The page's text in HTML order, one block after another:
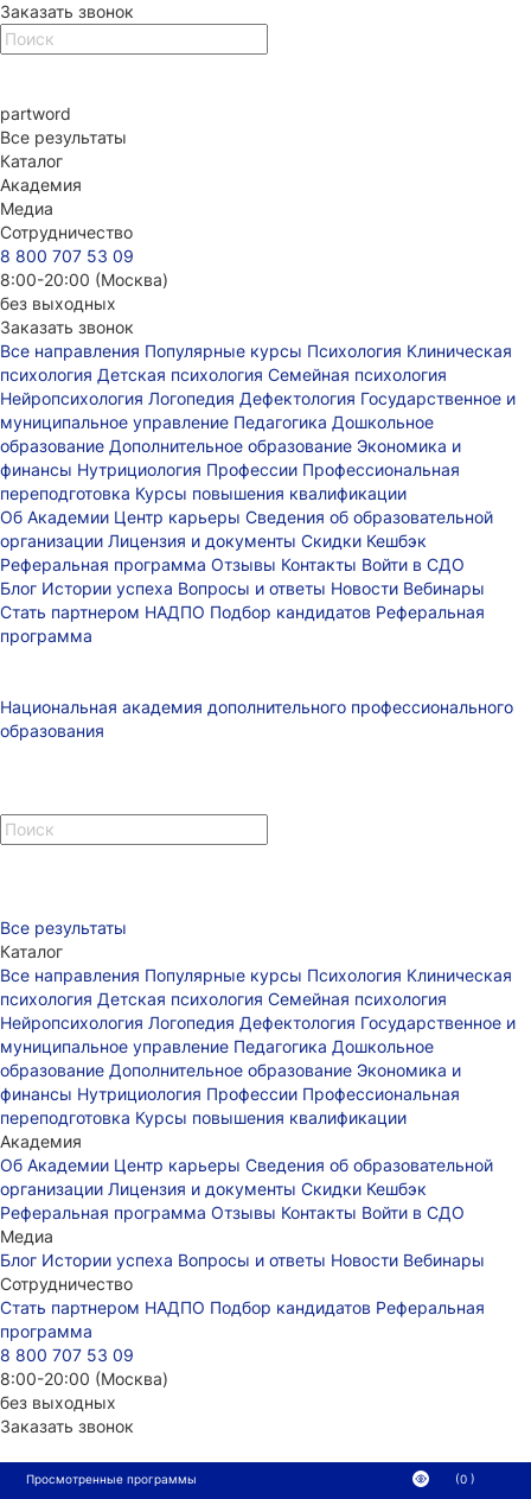
Заказать звонок
partword
Все результаты
Каталог
Академия
Медиа
Сотрудничество
8 800 707 53 09
8:00-20:00 (Москва)
без выходных
Заказать звонок
Все направления Популярные курсы Психология Клиническая
психология Детская психология Семейная психология
Нейропсихология Логопедия Дефектология Государственное и
муниципальное управление Педагогика Дошкольное
образование Дополнительное образование Экономика и
финансы Нутрициология Профессии Профессиональная
переподготовка Курсы повышения квалификации
Об Академии Центр карьеры Сведения об образовательной
организации Лицензия и документы Скидки Кешбэк
Реферальная программа Отзывы Контакты Войти в СДО
Блог Истории успеха Вопросы и ответы Новости Вебинары
Стать партнером НАДПО Подбор кандидатов Реферальная
программа
Национальная академия дополнительного профессионального
образования
Все результаты
Каталог
Все направления Популярные курсы Психология Клиническая
психология Детская психология Семейная психология
Нейропсихология Логопедия Дефектология Государственное и
муниципальное управление Педагогика Дошкольное
образование Дополнительное образование Экономика и
финансы Нутрициология Профессии Профессиональная
переподготовка Курсы повышения квалификации
Академия
Об Академии Центр карьеры Сведения об образовательной
организации Лицензия и документы Скидки Кешбэк
Реферальная программа Отзывы Контакты Войти в СДО
Медиа
Блог Истории успеха Вопросы и ответы Новости Вебинары
Сотрудничество
Стать партнером НАДПО Подбор кандидатов Реферальная
программа
8 800 707 53 09
8:00-20:00 (Москва)
без выходных
Заказать звонок
Просмотренные программы (0 )